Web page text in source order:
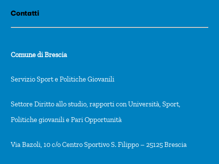
Contatti
Comune di Brescia
Servizio Sport e Politiche Giovanili
Settore Diritto allo studio, rapporti con Università, Sport,
Politiche giovanili e Pari Opportunità
Via Bazoli, 10 c/o Centro Sportivo S. Filippo – 25125 Brescia